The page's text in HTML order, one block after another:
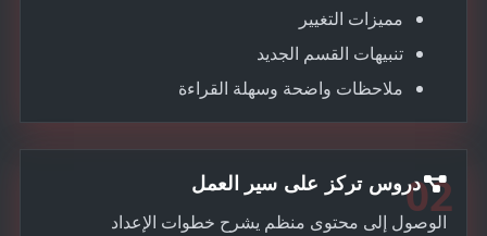
مميزات التغيير
تنبيهات القسم الجديد
ملاحظات واضحة وسهلة القراءة
02دروس تركز على سير العمل
الوصول إلى محتوى منظم يشرح خطوات الإعداد